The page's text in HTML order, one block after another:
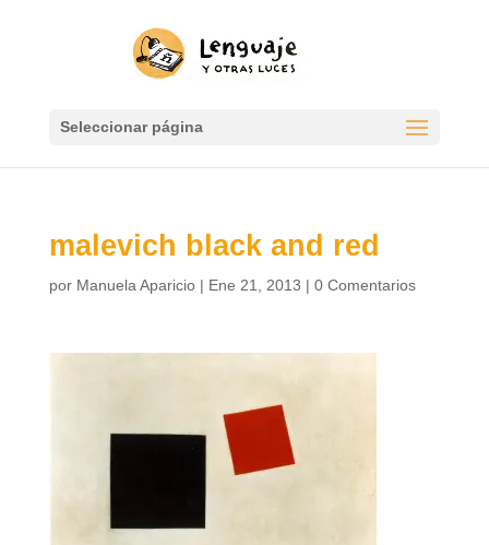
Seleccionar página
malevich black and red
por Manuela Aparicio| Ene 21, 2013 | 0 Comentarios